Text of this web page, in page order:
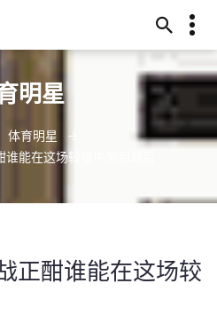
15245130657
南市括某之森253号
明星
体育明星
谁能在这场较量中笑到最后
正酣谁能在这场较